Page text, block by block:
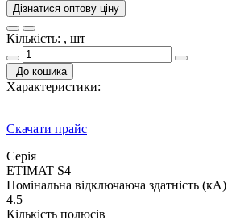
Дізнатися оптову ціну
Кількість: , шт
До кошика
Характеристики:
Скачати прайс
Серія
ETIMAT S4
Номінальна відключаюча здатність (кА)
4.5
Кількість полюсів